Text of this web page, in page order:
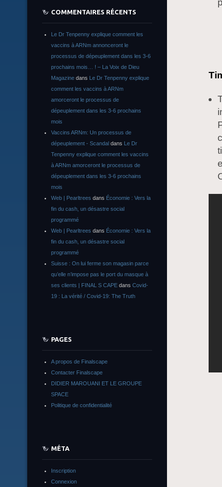
COMMENTAIRES RÉCENTS
Le Dr Tenpenny explique comment les
vaccins à ARNm annonceront le
processus de dépeuplement dans les 3-6
prochains mois… ! – La Voix de Dieu
Magazine dans Le Dr Tenpenny explique
comment les vaccins à ARNm
amorceront le processus de
dépeuplement dans les 3-6 prochains
mois
Vaccins ARNm: Un processus de
dépeuplement - Scandal dans Le Dr
Tenpenny explique comment les vaccins
à ARNm amorceront le processus de
dépeuplement dans les 3-6 prochains
mois
Web | Pearltrees dans Économie : Vers la
fin du cash, un désastre social
programmé
Web | Pearltrees dans Économie : Vers la
fin du cash, un désastre social
programmé
Suisse : On lui ferme son magasin parce
qu’elle n’impose pas le port du masque à
ses clients | FINAL S CAPE dans Covid-
19 : La vérité / Covid-19: The Truth
PAGES
A propos de Finalscape
Contacter Finalscape
DIDIER MAROUANI ET LE GROUPE
SPACE
Politique de confidentialité
MÉTA
Inscription
Connexion